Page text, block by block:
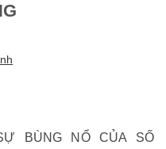
BÙNG NỔ CỦA SỐ